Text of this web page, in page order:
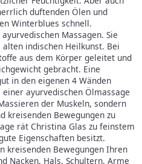
duftenden Ölen und
Winterblues schnell.
Massagen. Sie
indischen Heilkunst. Bei
aus dem Körper geleitet und
gebracht. Eine
in den eigenen 4 Wänden
ayurvedischen Ölmassage
der Muskeln, sondern
kreisenden Bewegungen zu
rät Christina Glas zu feinstem
Eigenschaften besitzt.
kreisenden Bewegungen Ihren
Nacken, Hals, Schultern, Arme